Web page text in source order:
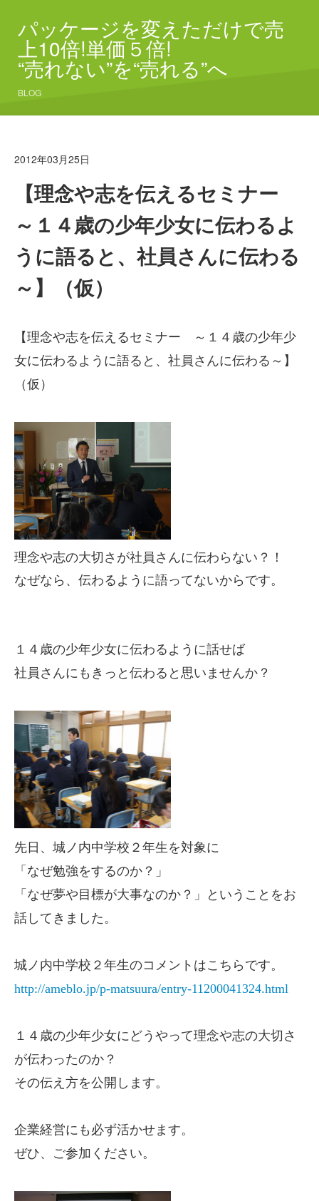
パッケージを変えただけで売
上10倍!単価５倍!
“売れない”を“売れる”へ
BLOG
2012年03月25日
【理念や志を伝えるセミナー
～１４歳の少年少女に伝わるよ
うに語ると、社員さんに伝わる
～】（仮）
【理念や志を伝えるセミナー ～１４歳の少年少
女に伝わるように語ると、社員さんに伝わる～】
（仮）
理念や志の大切さが社員さんに伝わらない？！
なぜなら、伝わるように語ってないからです。
１４歳の少年少女に伝わるように話せば
社員さんにもきっと伝わると思いませんか？
先日、城ノ内中学校２年生を対象に
「なぜ勉強をするのか？」
「なぜ夢や目標が大事なのか？」ということをお
話してきました。
城ノ内中学校２年生のコメントはこちらです。
http://ameblo.jp/p-matsuura/entry-11200041324.html
１４歳の少年少女にどうやって理念や志の大切さ
が伝わったのか？
その伝え方を公開します。
企業経営にも必ず活かせます。
ぜひ、ご参加ください。